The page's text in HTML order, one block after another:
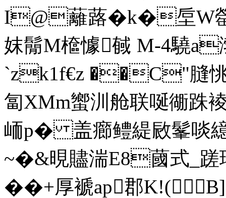
I@蘺蕗�k�垕W
妺鬜M檶懅戫 M-4驍
`zk1f€z ��C"膖恌
匐XMm蠁汌舱联唌衚跦
峏p� 盖癤鳢緹敐髼啖
~�&晛贐湍E8蔮 式
��+厚褫ap郡